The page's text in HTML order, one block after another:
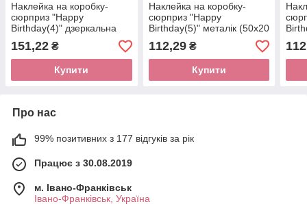
Наклейка на коробку-
сюрприз "Happy
Birthday(4)" дзеркальна
(50х20 см).
151,22 ₴
Купити
Наклейка на коробку-
сюрприз "Happy
Birthday(5)" металік (50х20
см).
112,29₴
Купити
см).
Про нас
99% позитивних з 177 відгуків за рік
Працює з 30.08.2019
м. Івано-Франківськ
Івано-Франківськ, Україна